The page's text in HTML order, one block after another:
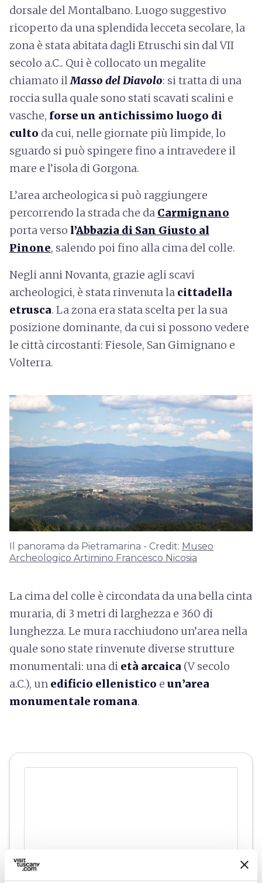
dorsale del Montalbano. Luogo suggestivo
ricoperto da una splendida lecceta secolare, la
zona è stata abitata dagli Etruschi sin dal VII
secolo a.C.. Qui è collocato un megalite
chiamato ilMasso del Diavolo: si tratta di una
roccia sulla quale sono stati scavati scalini e
vasche, forse un antichissimo luogo di
culto da cui, nelle giornate più limpide, lo
sguardo si può spingere fino a intravedere il
mare e l’isola di Gorgona.
L’area archeologica si può raggiungere
percorrendo la strada che da Carmignano
porta verso l’Abbazia di San Giusto al
Pinone, salendo poi fino alla cima del colle.
Negli anni Novanta, grazie agli scavi
archeologici, è stata rinvenuta la cittadella
etrusca. La zona era stata scelta per la sua
posizione dominante, da cui si possono vedere
le città circostanti: Fiesole, San Gimignano e
Volterra.
Il panorama da Pietramarina - Credit: Museo
Archeologico Artimino Francesco Nicosia
La cima del colle è circondata da una bella cinta
muraria, di 3 metri di larghezza e 360 di
lunghezza. Le mura racchiudono un’area nella
quale sono state rinvenute diverse strutture
monumentali: una di età arcaica (V secolo
a.C.), un edificio ellenistico e un’area
monumentale romana.